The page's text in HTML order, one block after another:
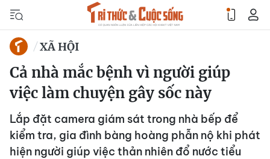
XÃ HỘI
Cả nhà mắc bệnh vì người giúp
việc làm chuyện gây sốc này
Lắp đặt camera giám sát trong nhà bếp để
kiểm tra, gia đình bàng hoàng phẫn nộ khi phát
hiện người giúp việc thản nhiên đổ nước tiểu